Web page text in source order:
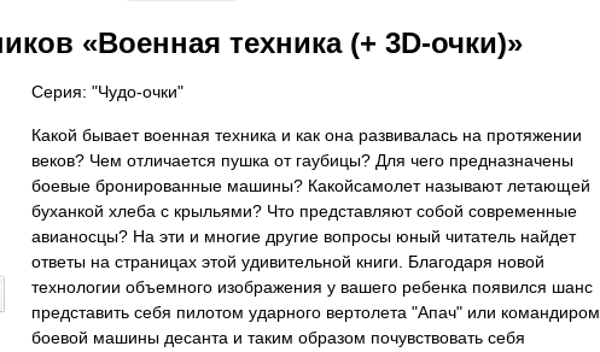
«Военная техника (+ 3D-очки)»
Серия: "Чудо-очки"
Какой бывает военная техника и как она развивалась на протяжении
веков? Чем отличается пушка от гаубицы? Для чего предназначены
боевые бронированные машины? Какойсамолет называют летающей
буханкой хлеба с крыльями? Что представляют собой современные
авианосцы? На эти и многие другие вопросы юный читатель найдет
ответы на страницах этой удивительной книги. Благодаря новой
технологии объемного изображения у вашего ребенка появился шанс
представить себя пилотом ударного вертолета "Апач" или командиром
боевой машины десанта и таким образом почувствовать себя